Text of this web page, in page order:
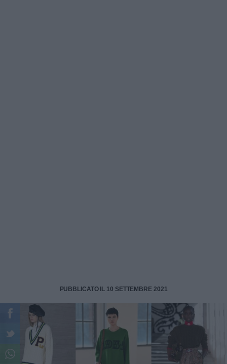
PUBBLICATO IL 10 SETTEMBRE 2021